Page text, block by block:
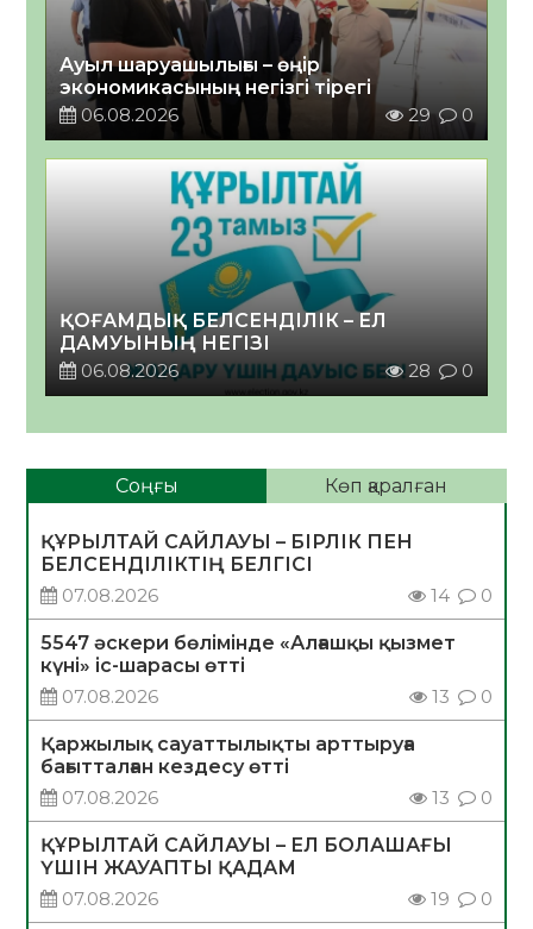
Ауыл шаруашылығы – өңір
экономикасының негізгі тірегі
06.08.2026
29 0
ҚОҒАМДЫҚ БЕЛСЕНДІЛІК – ЕЛ
ДАМУЫНЫҢ НЕГІЗІ
06.08.2026
28 0
Соңғы Көп қаралған
ҚҰРЫЛТАЙ САЙЛАУЫ – БІРЛІК ПЕН
БЕЛСЕНДІЛІКТІҢ БЕЛГІСІ
07.08.2026
14 0
5547 әскери бөлімінде «Алғашқы қызмет
күні» іс-шарасы өтті
07.08.2026
13 0
Қаржылық сауаттылықты арттыруға
бағытталған кездесу өтті
07.08.2026
13 0
ҚҰРЫЛТАЙ САЙЛАУЫ – ЕЛ БОЛАШАҒЫ
ҮШІН ЖАУАПТЫ ҚАДАМ
07.08.2026
19 0